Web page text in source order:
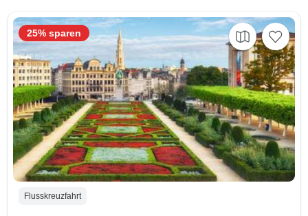
Flusskreuzfahrt
25% sparen